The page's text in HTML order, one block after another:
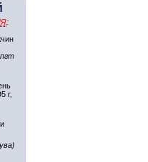
:
г,